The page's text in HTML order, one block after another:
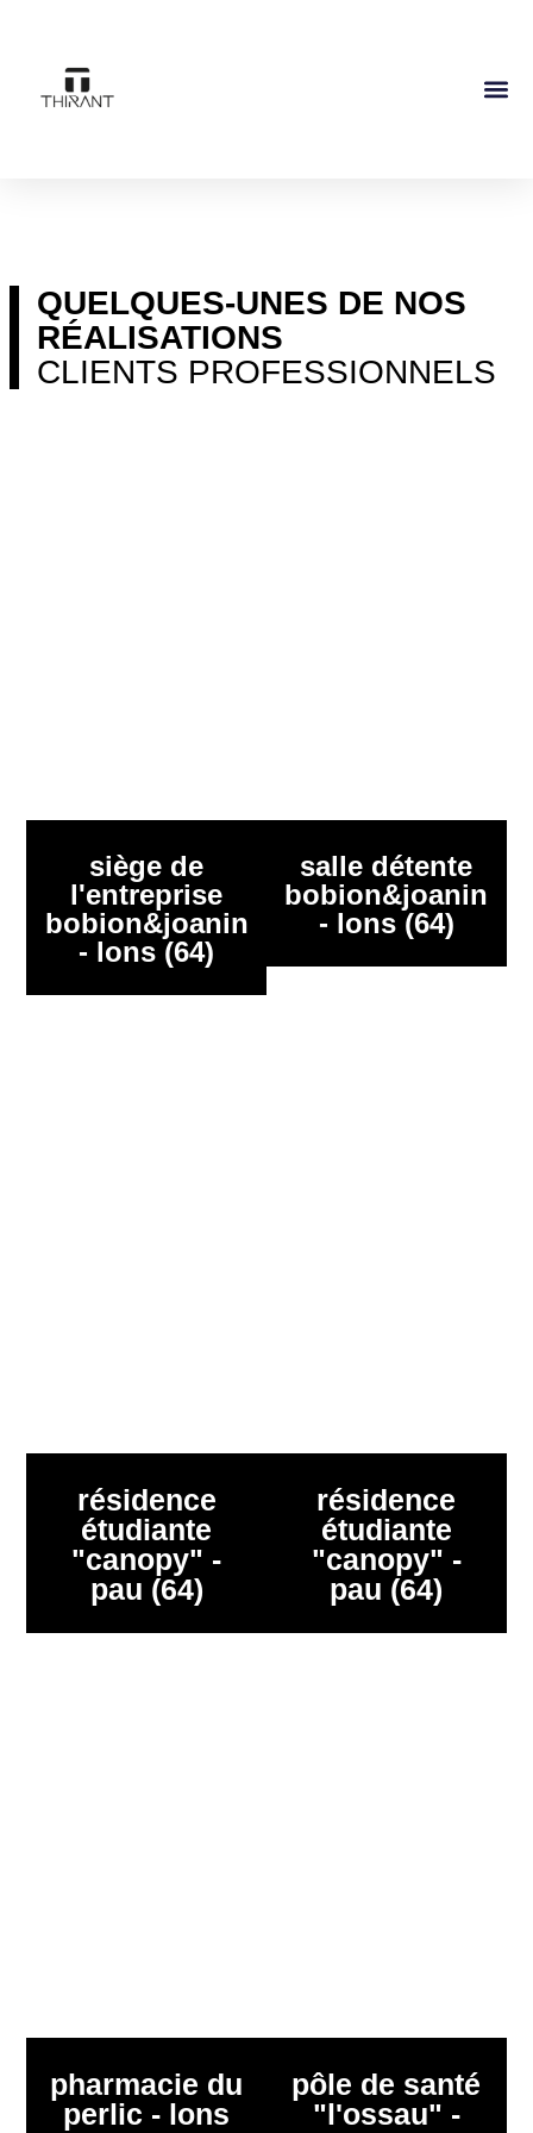
QUELQUES-UNES DE NOS
RÉALISATIONS
CLIENTS PROFESSIONNELS
siège de
l'entreprise
bobion&joanin
- lons (64)
salle détente
bobion&joanin
- lons (64)
résidence
étudiante
"canopy" -
pau (64)
résidence
étudiante
"canopy" -
pau (64)
pharmacie du
perlic - lons
pôle de santé
"l'ossau" -